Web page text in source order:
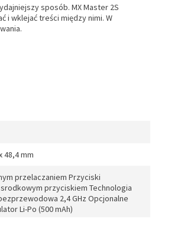
sposób. MX Master 2S
i wklejać treści między nimi. W
48,4 mm
przelaczaniem Przyciski
przyciskiem Technologia
2,4 GHz Opcjonalne
Li-Po (500 mAh)